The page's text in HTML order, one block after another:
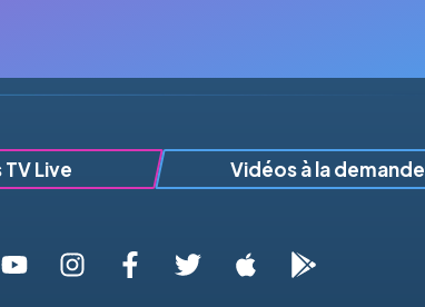
Live Vidéos à la demande